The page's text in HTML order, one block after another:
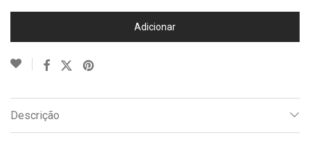
Adicionar
Descrição